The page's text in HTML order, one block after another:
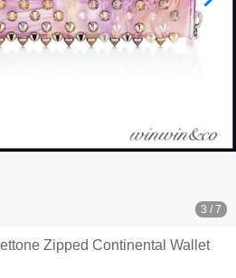
3 / 7
Zipped Continental Wallet